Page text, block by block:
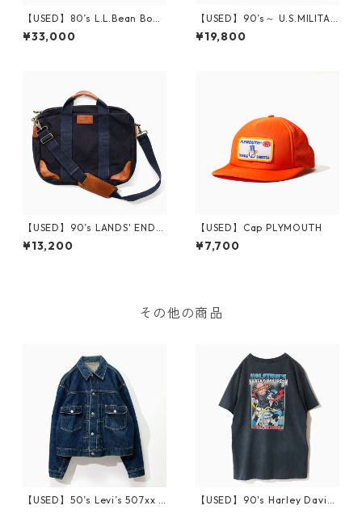
【USED】80’s L.L.Bean Boat
and Tote
¥33,000
【USED】90’s～ U.S.MILITAR
Y Helmet Bag
¥19,800
【USED】90’s LANDS' END B
riefcase USA
¥13,200
【USED】Cap PLYMOUTH
¥7,700
その他の商品
【USED】50’s Levi’s 507xx D
【USED】90's Harley Davids